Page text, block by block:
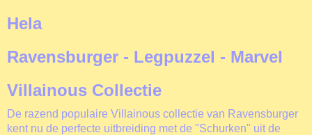
Ravensburger
70x50 cm
Hela
Ravensburger - Legpuzzel - Marvel
Villainous Collectie
De razend populaire Villainous collectie van Ravensburger
kent nu de perfecte uitbreiding met de "Schurken" uit de